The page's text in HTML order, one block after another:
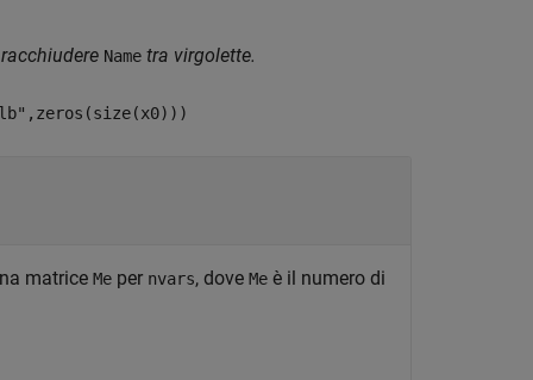
Name tra virgolette.
matrice Me per nvars, dove Me è il numero di